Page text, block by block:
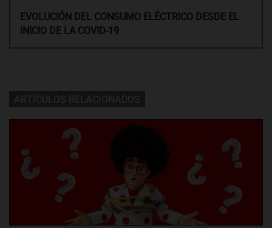
EVOLUCIÓN DEL CONSUMO ELÉCTRICO DESDE EL
INICIO DE LA COVID-19